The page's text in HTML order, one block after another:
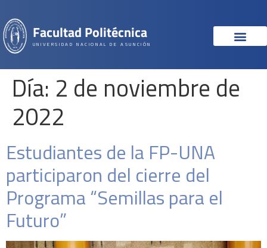
Facultad Politécnica
UNIVERSIDAD NACIONAL DE ASUNCIÓN
Día: 2 de noviembre de
2022
Estudiantes de la FP-UNA
participaron del cierre del
Programa “Semillas para el
Futuro”